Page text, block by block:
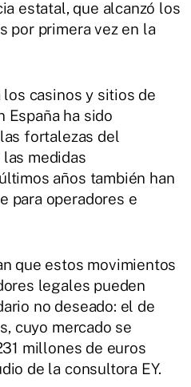
estatal, que alcanzó los
por primera vez en la
casinos y sitios de
España ha sido
fortalezas del
las medidas
años también han
para operadores e
que estos movimientos
legales pueden
no deseado: el de
cuyo mercado se
millones de euros
de la consultora EY.